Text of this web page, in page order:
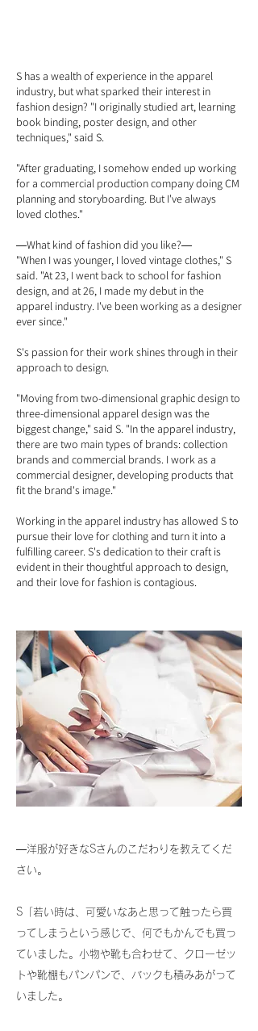
S has a wealth of experience in the apparel
industry, but what sparked their interest in
fashion design? "I originally studied art, learning
book binding, poster design, and other
techniques," said S.
"After graduating, I somehow ended up working
for a commercial production company doing CM
planning and storyboarding. But I've always
loved clothes."
―What kind of fashion did you like?―
"When I was younger, I loved vintage clothes," S
said. "At 23, I went back to school for fashion
design, and at 26, I made my debut in the
apparel industry. I've been working as a designer
ever since."
S's passion for their work shines through in their
approach to design.
"Moving from two-dimensional graphic design to
three-dimensional apparel design was the
biggest change," said S. "In the apparel industry,
there are two main types of brands: collection
brands and commercial brands. I work as a
commercial designer, developing products that
fit the brand's image."
Working in the apparel industry has allowed S to
pursue their love for clothing and turn it into a
fulfilling career. S's dedication to their craft is
evident in their thoughtful approach to design,
and their love for fashion is contagious.
―洋服が好きなSさんのこだわりを教えてくだ
さい。
S「若い時は、可愛いなあと思って触ったら買
ってしまうという感じで、何でもかんでも買っ
ていました。 小物や靴も合わせて、クローゼッ
トや靴棚もパンパンで、バックも積みあがって
いました。